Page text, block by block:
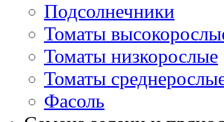
Подсолнечники
Томаты
Томаты низкорослые
Томаты
Фасоль